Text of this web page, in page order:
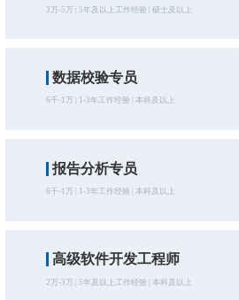
3万-5万 | 5年及以上工作经验 | 硕士及以上
数据校验专员
6千-1万 | 1-3年工作经验 | 本科及以上
报告分析专员
6千-1万 | 1-3年工作经验 | 本科及以上
高级软件开发工程师
2万-3万 | 5年及以上工作经验 | 本科及以上